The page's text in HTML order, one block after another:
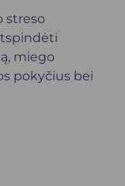
streso
miego
pokyčius bei